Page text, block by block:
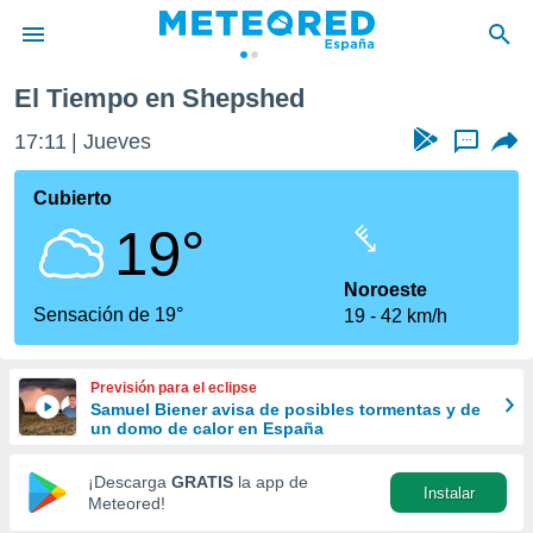
de
por
se
calidad.
a este
las
y
forma
digital
basada
El Tiempo en Shepshed
17:11 Jueves ...
Cubierto
19°
Sensación de 19°
Noroeste
19
42 km/h
Previsión para el eclipse
Samuel Biener avisa de posibles tormentas y de
un domo de calor en España
¡Descarga GRATIS la app de
Meteored!
Instalar